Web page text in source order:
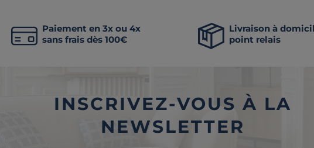
Paiement en 3x ou 4x
sans frais dès 100€
Livraison à
point relais
INSCRIVEZ-VOUS À LA
NEWSLETTER